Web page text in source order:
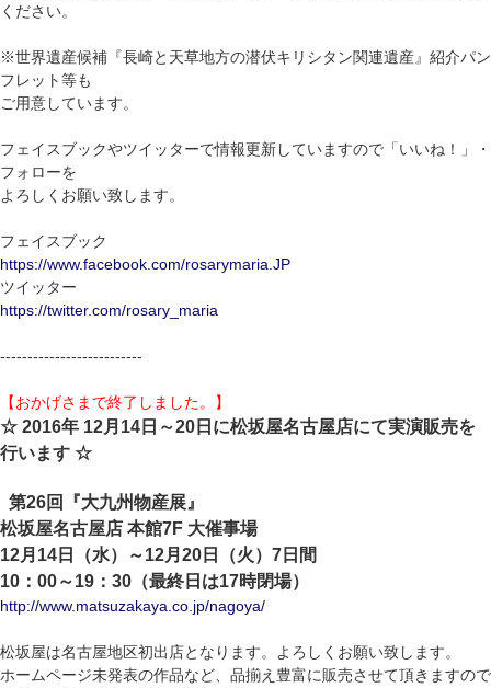
ください。
※世界遺産候補『長崎と天草地方の潜伏キリシタン関連遺産』紹介パン
フレット等も
ご用意しています。
フェイスブックやツイッターで情報更新していますので「いいね！」・
フォローを
よろしくお願い致します。
フェイスブック
https://www.facebook.com/rosarymaria.JP
ツイッター
https://twitter.com/rosary_maria
--------------------------
【おかげさまで終了しました。】
☆ 2016年 12月14日～20日に松坂屋名古屋店にて実演販売を
行います ☆
第26回『大九州物産展』
松坂屋名古屋店 本館7F 大催事場
12月14日（水）～12月20日（火）7日間
10：00～19：30（最終日は17時閉場）
http://www.matsuzakaya.co.jp/nagoya/
松坂屋は名古屋地区初出店となります。よろしくお願い致します。
ホームページ未発表の作品など、品揃え豊富に販売させて頂きますので